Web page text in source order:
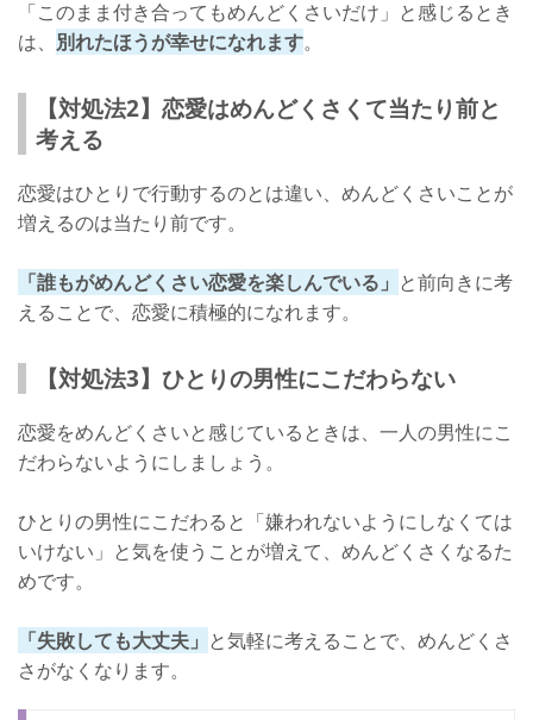
「このまま付き合ってもめんどくさいだけ」と感じるとき
は、 別れたほうが幸せになれます。
【対処法2】恋愛はめんどくさくて当たり前と
考える
恋愛はひとりで行動するのとは違い、めんどくさいことが
増えるのは当たり前です。
「誰もがめんどくさい恋愛を楽しんでいる」 と前向きに考
えることで、恋愛に積極的になれます。
【対処法3】ひとりの男性にこだわらない
恋愛をめんどくさいと感じているときは、一人の男性にこ
だわらないようにしましょう。
ひとりの男性にこだわると「嫌われないようにしなくては
いけない」と気を使うことが増えて、めんどくさくなるた
めです。
「失敗しても大丈夫」 と気軽に考えることで、めんどくさ
さがなくなります。